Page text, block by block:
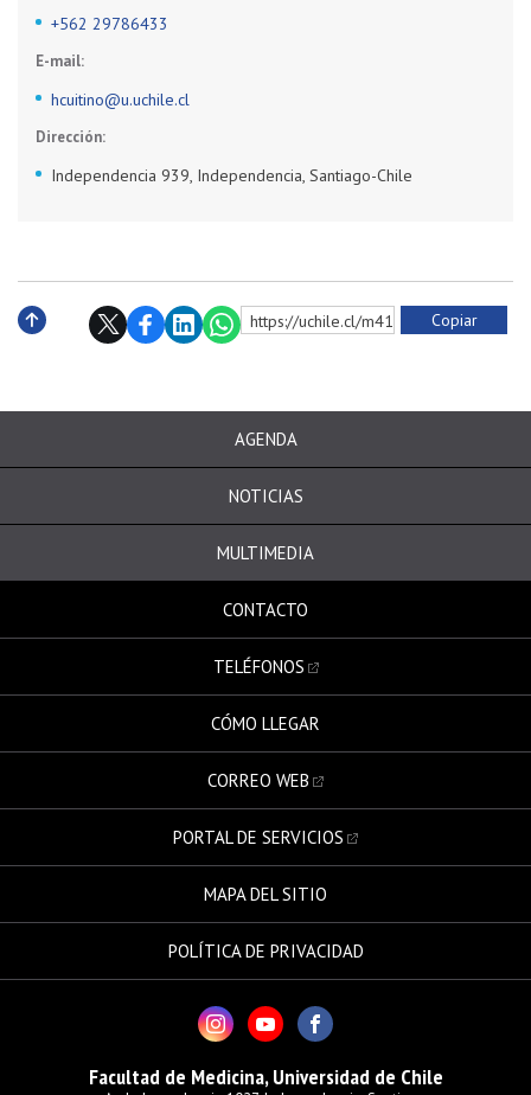
+562 29786433
E-mail:
hcuitino@u.uchile.cl
Dirección:
Independencia 939, Independencia, Santiago-Chile
https://uchile.cl/m41686 Copiar
AGENDA
NOTICIAS
MULTIMEDIA
CONTACTO
TELÉFONOS
CÓMO LLEGAR
CORREO WEB
PORTAL DE SERVICIOS
MAPA DEL SITIO
POLÍTICA DE PRIVACIDAD
Facultad de Medicina, Universidad de Chile